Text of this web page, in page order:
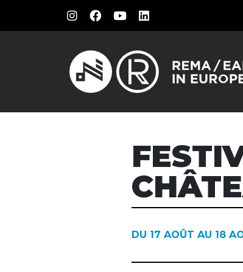
DU 17 AOÛT AU 18